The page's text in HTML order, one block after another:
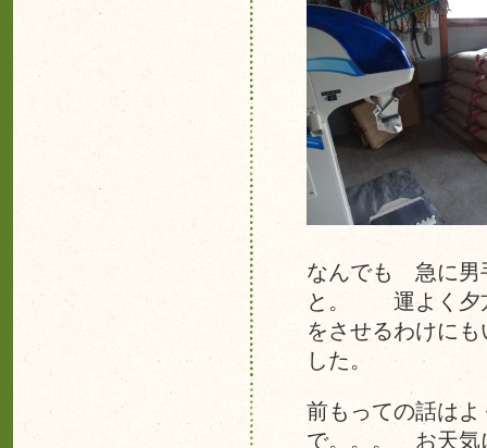
なんでも 急に男
と。 運よく夕
をさせるわけに
した。
前もっての話は
で。。。 お天気